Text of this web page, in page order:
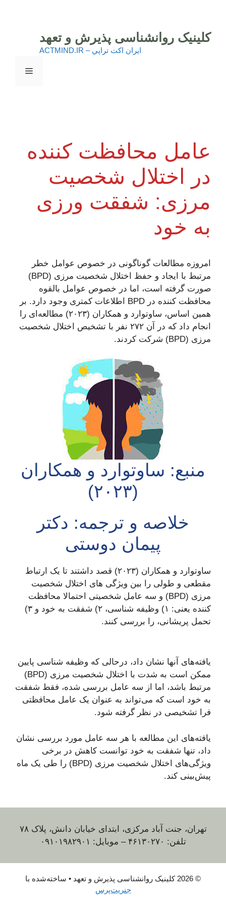
محتواکلینیک روانشناسی پذیرش و تعهد
ايران اكت تراپي – ACTMIND.IR
فهرست
عامل محافظت کننده
در اختلال شخصیت
مرزی: شفقت ورزی
به خود
امروزه مطالعات گوناگونی در خصوص عوامل خطر
مرتبط با ایجاد و حفظ اختلال شخصیت مرزی (BPD)
صورت گرفته است،‌ اما در خصوص عوامل بالقوه
محافظت کننده در BPD اطلاعات کمتری وجود دارد. بر
همین اساس، ساوتوارد و همکاران (۲۰۲۳) مطالعه‌ای را
انجام داد که در آن ۲۷۲ نفر با تشخیص اختلال شخصیت
مرزی (BPD) شرکت کردند.
منبع: ساوتوارد و همکاران
(۲۰۲۳)
خلاصه و ترجمه: دکتر
پیمان دوستی
ساوتوارد و همکاران (۲۰۲۳) قصد داشتند تا یک ارتباط
مقطعی و طولی را بین ویژگی های اختلال شخصیت
مرزی (BPD) و سه عامل شخصیتی احتمالا محافظت
کننده یعنی: ۱) وظیفه شناسی، ۲) شفقت به خود و ۳)
تحمل پریشانی، را بررسی کنند.
یافته‌های آنها نشان داد، درحالی که وظیفه شناسی پایین
ممکن است به شدت با اختلال شخصیت مرزی (BPD)
مرتبط باشد، اما از سه عامل بررسی شده، فقط شفقت
به خود است که می‌تواند به عنوان یک عامل محافظتی
فرا تشخیصی در نظر گرفته شود.
یافته‌های این مطالعه با هر سه عامل مورد بررسی نشان
داد، تنها شفقت به خود توانست کاهش در برخی
ویژگی‌های اختلال شخصیت مرزی (BPD) را طی یک ماه
پیش‌بینی کند.
تهران، جنت آباد مرکزی، ابتدای خیابان دانش، پلاک ۷۸
تلفن: ۴۶۱۳۰۲۷۰ – موبایل: ۰۹۱۰۱۹۸۲۹۰۱
© 2026 کلینیک روانشناسی پذیرش و تعهد
• ساخته‌شده با
جنریت‌پرس